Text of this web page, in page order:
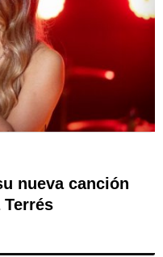
nueva canción